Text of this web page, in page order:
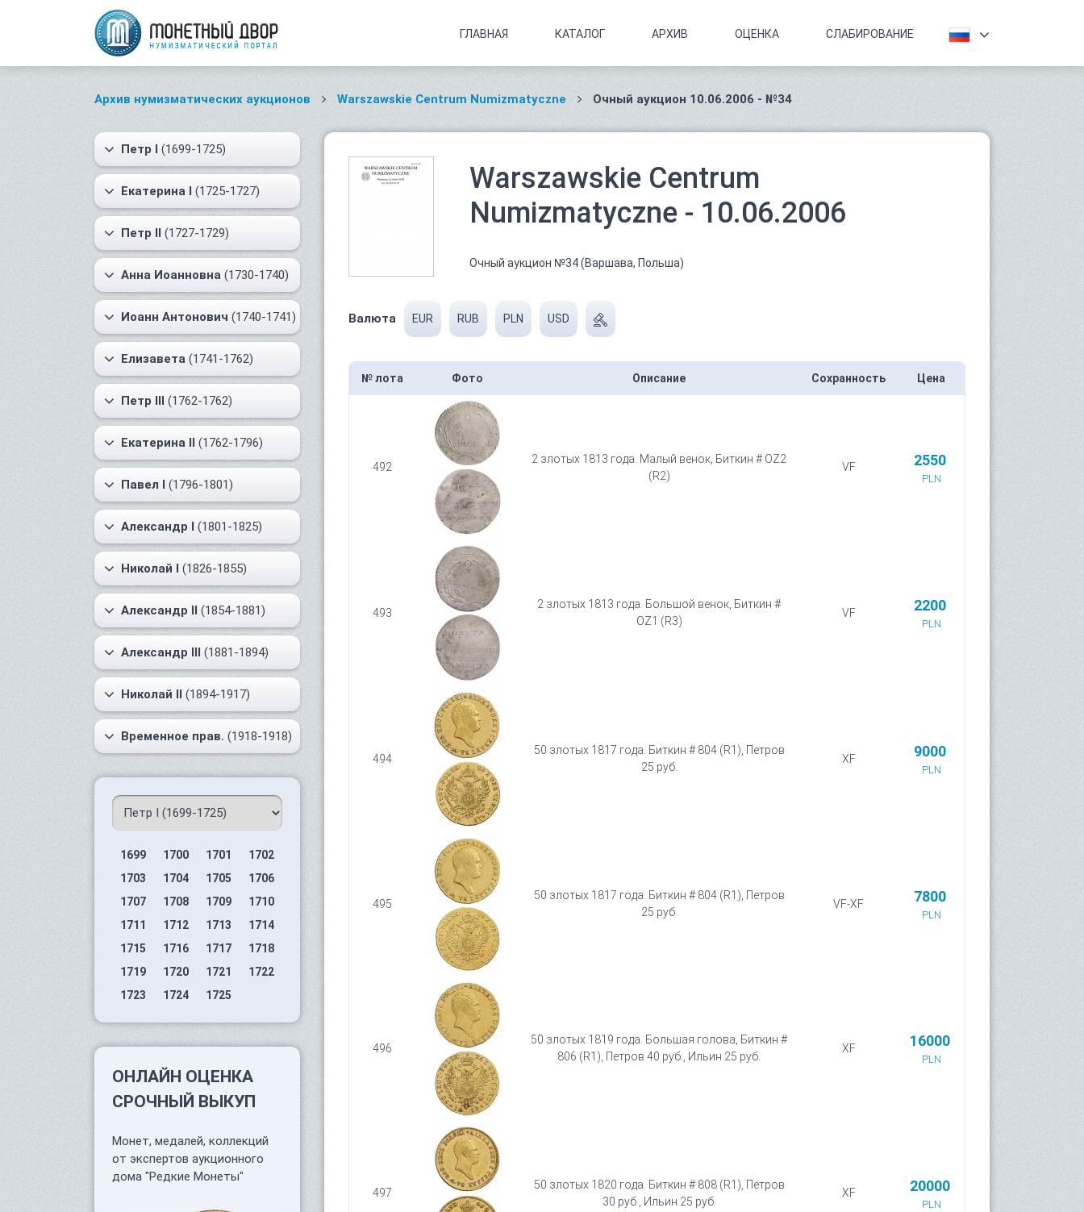
ГЛАВНАЯ КАТАЛОГ АРХИВ ОЦЕНКА СЛАБИРОВАНИЕ
Архив нумизматических аукционов Warszawskie Centrum Numizmatyczne Очный аукцион 10.06.2006 - №34
Петр I (1699-1725)
Екатерина I (1725-1727)
Петр II (1727-1729)
Анна Иоанновна (1730-1740)
Иоанн Антонович (1740-1741)
Елизавета (1741-1762)
Петр III (1762-1762)
Екатерина II (1762-1796)
Павел I (1796-1801)
Александр I (1801-1825)
Николай I (1826-1855)
Александр II (1854-1881)
Александр III (1881-1894)
Николай II (1894-1917)
Временное прав. (1918-1918)
1699 1700 1701
1702
1703
1704 1705
1706
1707
1708 1709
1710
1711
1712 1713
1714
1715
1716 1717
1718
1719
1720 1721
1722
1723
1724 1725
ОНЛАЙН ОЦЕНКА
СРОЧНЫЙ ВЫКУП
Монет, медалей, коллекций
от экспертов аукционного
дома "Редкие Монеты"
Warszawskie Centrum
Numizmatyczne - 10.06.2006
Очный аукцион №34 (Варшава, Польша)
Валюта EUR RUB PLN USD
№ лота Фото Описание Сохранность Цена
492
2 злотых 1813 года. Малый венок, Биткин # OZ2
(R2)
VF 2550
PLN
493
2 злотых 1813 года. Большой венок, Биткин #
OZ1 (R3)
VF 2200
PLN
494
50 злотых 1817 года. Биткин # 804 (R1), Петров
25 руб.
XF 9000
PLN
495
50 злотых 1817 года. Биткин # 804 (R1), Петров
25 руб.
VF-XF 7800
PLN
496
50 злотых 1819 года. Большая голова, Биткин #
806 (R1), Петров 40 руб., Ильин 25 руб.
XF 16000
PLN
497
50 злотых 1820 года. Биткин # 808 (R1), Петров
30 руб., Ильин 25 руб.
XF 20000
PLN